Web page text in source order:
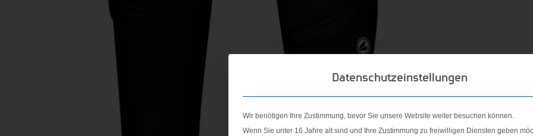
Datenschutzeinstellungen
Wir benötigen Ihre Zustimmung, bevor Sie unsere Website weiter besuchen können.
Wenn Sie unter 16 Jahre alt sind und Ihre Zustimmung zu freiwilligen Diensten geben